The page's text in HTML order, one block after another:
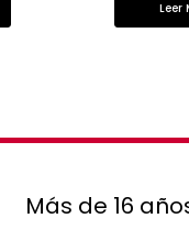
Leer
Más de 16